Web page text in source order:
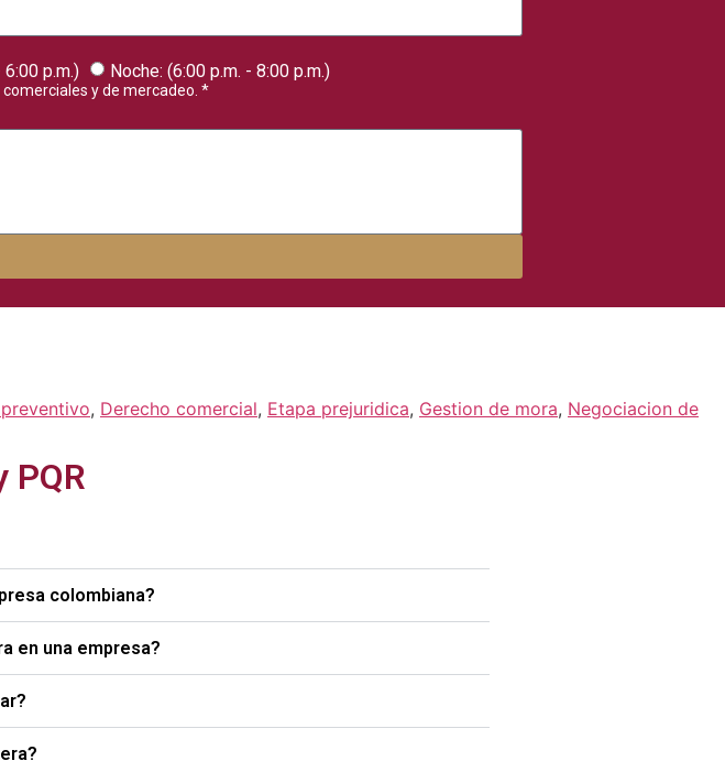
6:00 p.m.) Noche: (6:00 p.m. - 8:00 p.m.)
y de mercadeo. *
, Derecho comercial, Etapa prejuridica, Gestion de mora, Negociacion de
PQR
colombiana?
en una empresa?